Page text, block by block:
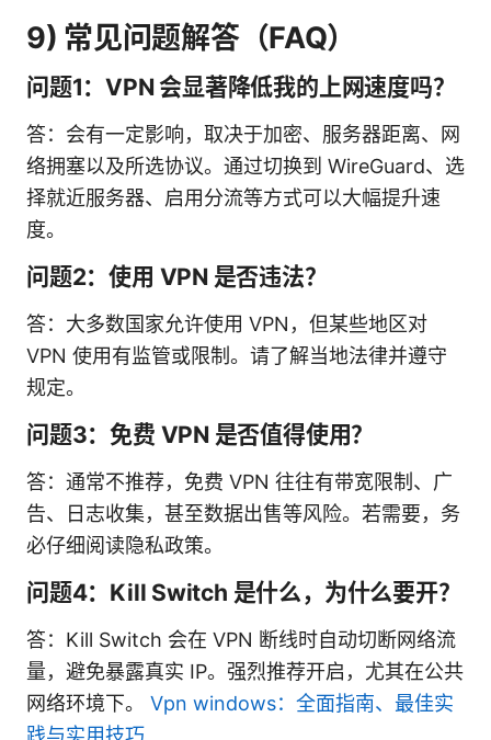
9) 常见问题解答（FAQ）
问题1：VPN 会显著降低我的上网速度吗？
答：会有一定影响，取决于加密、服务器距离、网
络拥塞以及所选协议。通过切换到 WireGuard、选
择就近服务器、启用分流等方式可以大幅提升速
度。
问题2：使用 VPN 是否违法？
答：大多数国家允许使用 VPN，但某些地区对
VPN 使用有监管或限制。请了解当地法律并遵守
规定。
问题3：免费 VPN 是否值得使用？
答：通常不推荐，免费 VPN 往往有带宽限制、广
告、日志收集，甚至数据出售等风险。若需要，务
必仔细阅读隐私政策。
问题4：Kill Switch 是什么，为什么要开？
答：Kill Switch 会在 VPN 断线时自动切断网络流
量，避免暴露真实 IP。强烈推荐开启，尤其在公共
网络环境下。 Vpn windows：全面指南、最佳实
践与实用技巧